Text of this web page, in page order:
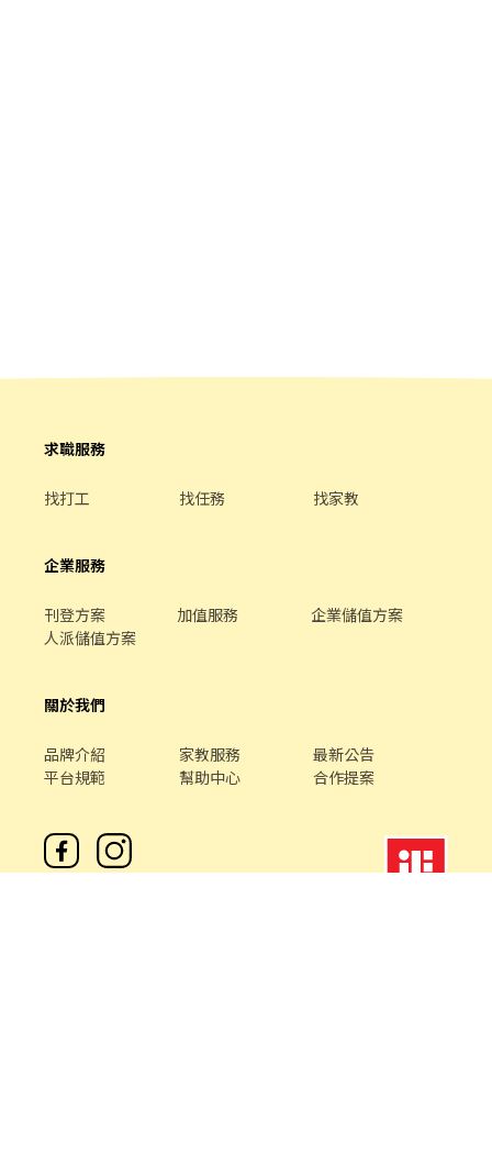
求職服務
找打工 找任務 找家教
企業服務
刊登方案 加值服務
企業儲值方案
人派儲值方案
關於我們
品牌介紹 家教服務
最新公告
平台規範
幫助中心 合作提案